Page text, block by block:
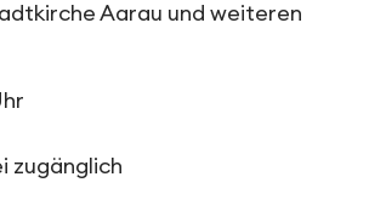
Aarau und weiteren
zugänglich